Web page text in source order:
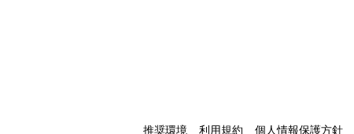
推奨環境 利用規約 個人情報保護方針